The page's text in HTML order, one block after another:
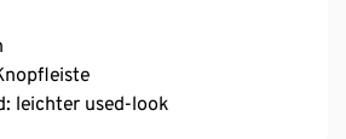
leichter used-look